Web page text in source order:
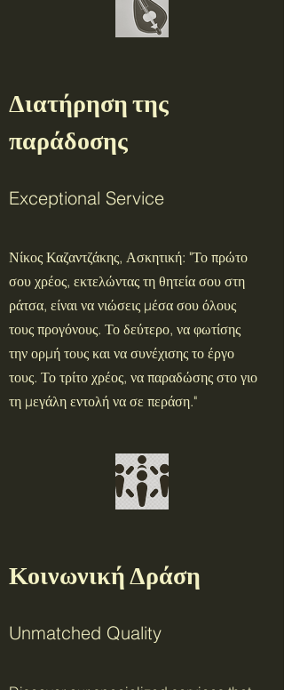
Διατήρηση της
παράδοσης
Exceptional Service
Νίκος Καζαντζάκης, Ασκητική: "Το πρώτο
σου χρέος, εκτελώντας τη θητεία σου στη
ράτσα, είναι να νιώσεις μέσα σου όλους
τους προγόνους. Το δεύτερο, να φωτίσης
την ορμή τους και να συνέχισης το έργο
τους. Το τρίτο χρέος, να παραδώσης στο γιο
τη μεγάλη εντολή να σε περάση."
Κοινωνική Δράση
Unmatched Quality